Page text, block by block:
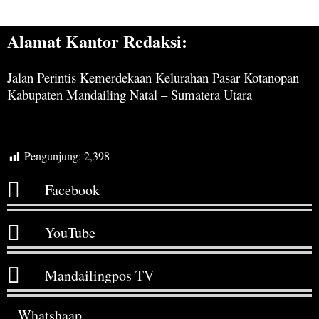
Alamat Kantor Redaksi:
Jalan Perintis Kemerdekaan Kelurahan Pasar Kotanopan
Kabupaten Mandailing Natal – Sumatera Utara
Pengunjung: 2,398
Facebook
YouTube
Mandailingpos TV
Whatshaap